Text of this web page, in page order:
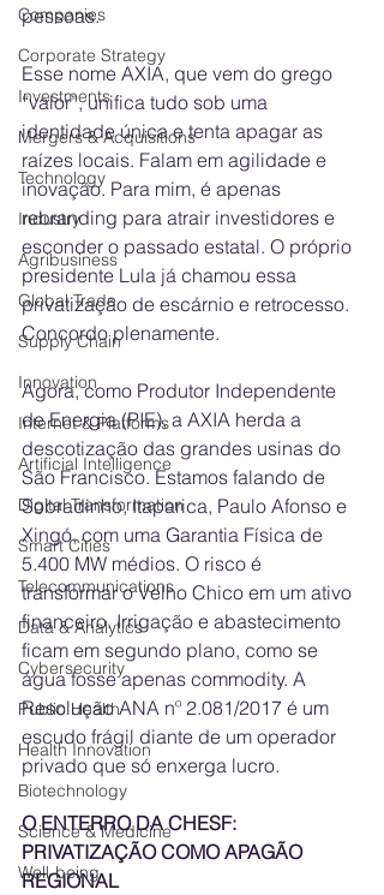
Companies
Corporate Strategy
Investments
Mergers & Acquisitions
Technology
Industry
Agribusiness
Global Trade
Supply Chain
Innovation
Internet & Platforms
Artificial Intelligence
Digital Transformation
Smart Cities
Telecommunications
Data & Analytics
Cybersecurity
Public Health
Health Innovation
Biotechnology
Science & Medicine
Well-being
pessoas.
Esse nome AXIA, que vem do grego
“valor”, unifica tudo sob uma
identidade única e tenta apagar as
raízes locais. Falam em agilidade e
inovação. Para mim, é apenas
rebranding para atrair investidores e
esconder o passado estatal. O próprio
presidente Lula já chamou essa
privatização de escárnio e retrocesso.
Concordo plenamente.
Agora, como Produtor Independente
de Energia (PIE), a AXIA herda a
descotização das grandes usinas do
São Francisco. Estamos falando de
Sobradinho, Itaparica, Paulo Afonso e
Xingó, com uma Garantia Física de
5.400 MW médios. O risco é
transformar o Velho Chico em um ativo
financeiro. Irrigação e abastecimento
ficam em segundo plano, como se
água fosse apenas commodity. A
Resolução ANA nº 2.081/2017 é um
escudo frágil diante de um operador
privado que só enxerga lucro.
O ENTERRO DA CHESF:
PRIVATIZAÇÃO COMO APAGÃO
REGIONAL